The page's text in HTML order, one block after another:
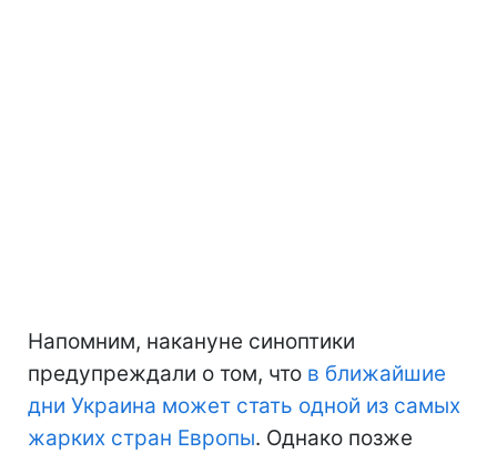
Напомним, накануне синоптики
предупреждали о том, что в ближайшие
дни Украина может стать одной из самых
жарких стран Европы. Однако позже